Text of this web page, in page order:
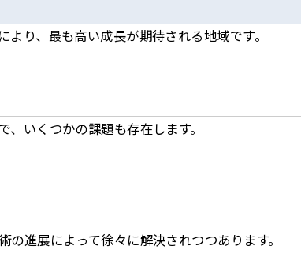
り、最も高い成長が期待される地域です。
いくつかの課題も存在します。
進展によって徐々に解決されつつあります。